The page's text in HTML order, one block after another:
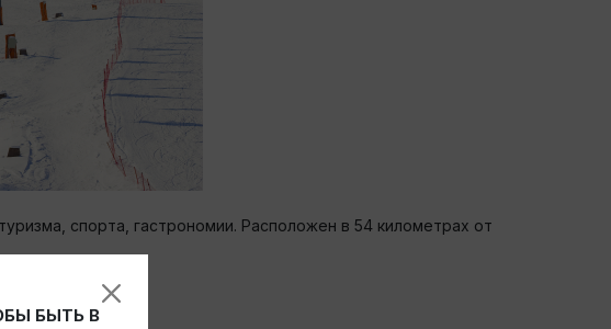
спорта, гастрономии. Расположен в 54 километрах от
БЫТЬ В